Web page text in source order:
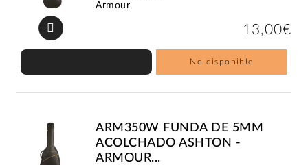
Armour
13,00€
No disponible
ARM350W FUNDA DE 5MM
ACOLCHADO ASHTON -
ARMOUR...